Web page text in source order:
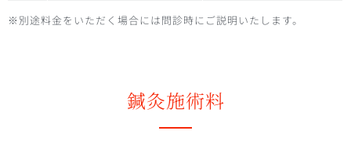
※別途料金をいただく場合には問診時にご説明いたします。
鍼灸施術料